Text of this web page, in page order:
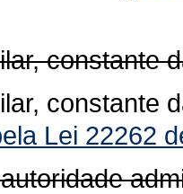
constante
constante
Lei 22262